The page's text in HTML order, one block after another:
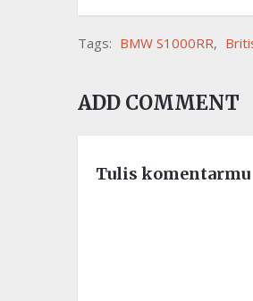
Tags: BMW S1000RR,
ADD COMMENT
Tulis komentarmu